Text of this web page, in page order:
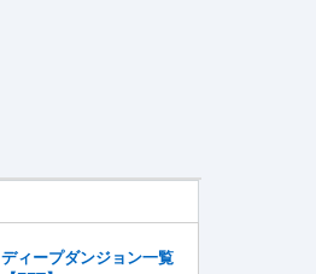
ディープダンジョン一覧